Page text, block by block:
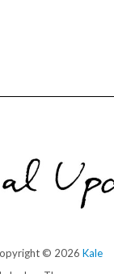
© 2026 Kale